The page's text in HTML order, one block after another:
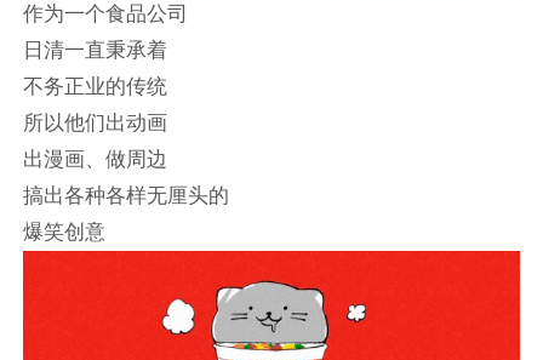
作为一个食品公司
日清一直秉承着
不务正业的传统
所以他们出动画
出漫画、做周边
搞出各种各样无厘头的
爆笑创意